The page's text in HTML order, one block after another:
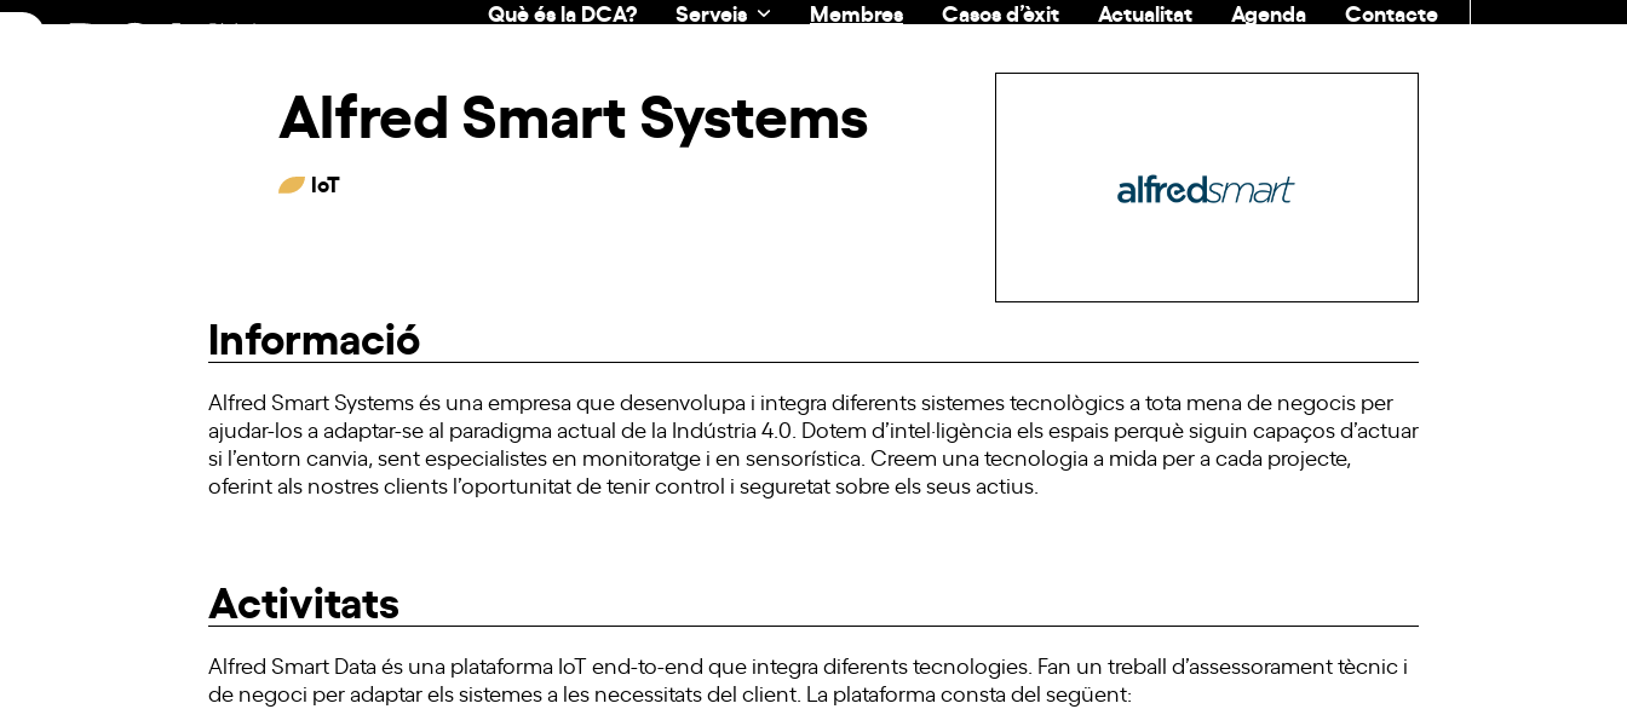
Skip
Què és la DCA? Serveis Membres Casos d’èxit Actualitat Agenda
Contacte
Alfred Smart Systems
IoT
Informació
Alfred Smart Systems és una empresa que desenvolupa i integra diferents sistemes tecnològics a tota mena de negocis per
ajudar-los a adaptar-se al paradigma actual de la Indústria 4.0. Dotem d’intel·ligència els espais perquè siguin capaços d’actuar
si l’entorn canvia, sent especialistes en monitoratge i en sensorística. Creem una tecnologia a mida per a cada projecte,
oferint als nostres clients l’oportunitat de tenir control i seguretat sobre els seus actius.
Activitats
Alfred Smart Data és una plataforma IoT end-to-end que integra diferents tecnologies. Fan un treball d’assessorament tècnic i
de negoci per adaptar els sistemes a les necessitats del client. La plataforma consta del següent: